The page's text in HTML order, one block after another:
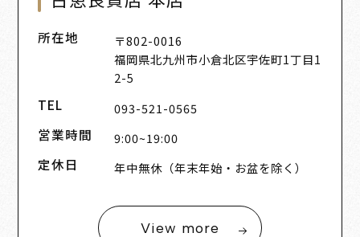
所在地
〒802-0016
福岡県北九州市小倉北区宇佐町1丁目1
2-5
TEL 093-521-0565
営業時間 9:00~19:00
定休日 年中無休（年末年始・お盆を除く）
View more